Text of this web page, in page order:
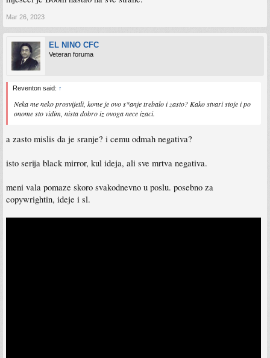
Mar 26, 2023
EL NINO CFC
Veteran foruma
Reventon said: ↑
Neka me neko prosvijetli, kome je ovo s*anje trebalo i zasto? Kako stvari stoje i po
onome sto vidim, nista dobro iz ovoga nece izaci.
a zasto mislis da je sranje? i cemu odmah negativa?
isto serija black mirror, kul ideja, ali sve mrtva negativa.
meni vala pomaze skoro svakodnevno u poslu. posebno za
copywrightin, ideje i sl.